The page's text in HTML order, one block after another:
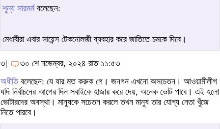
শূন্য সারমর্মবলেছেন:
মেধাবীরা এবার সায়েন্স টেকনোলজী ব্যবহার করে জাতিতে চমকে দিবে।
৩|
৩০ শে নভেম্বর, ২০২৪ রাত ১১:৫৩
অধীতিবলেছেন: যে যার মত করুক গে। জনগন এখনো অসচেতন। আওয়ামীলীগ
যদি নির্বাচনের আগের দিন সবাইকে হাজার করে দেয়, অনেক ভোট পাবে। এই হলো
ভোটারদের অবস্থা। মানুষকে সচেতন করলে তখন মানুষ তার যোগ্য নেতা খুঁজে
নিতে পারবে।